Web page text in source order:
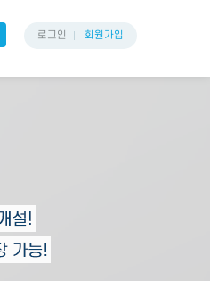
로그인 회원가입